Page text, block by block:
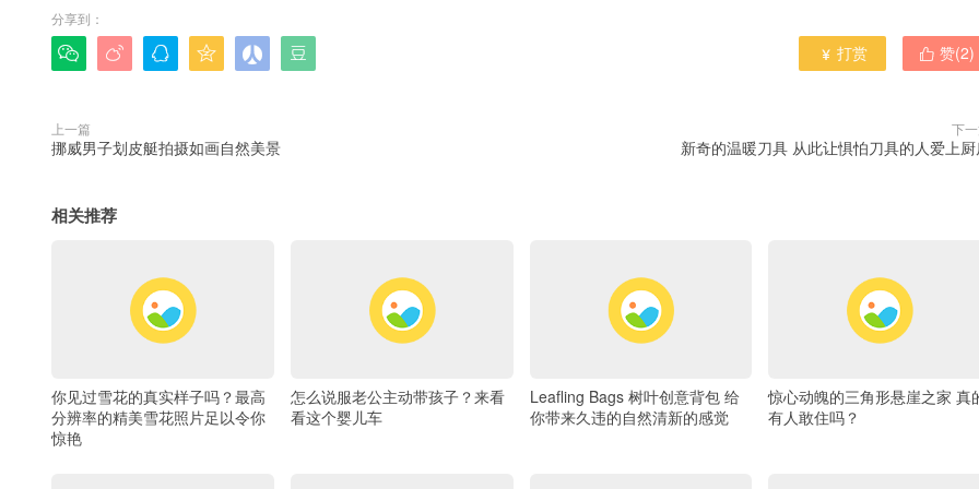
分享到：
       赞(2)
 打赏
上一篇
挪威男子划皮艇拍摄如画自然美景
下
新奇的温暖刀具 从此让惧怕刀具的人爱上
相关推荐
你见过雪花的真实样子吗？最高
分辨率的精美雪花照片足以令你
惊艳
怎么说服老公主动带孩子？来看
看这个婴儿车
Leafling Bags 树叶创意背包 给
你带来久违的自然清新的感觉
惊心动魄的三角形悬崖之家 真
有人敢住吗？